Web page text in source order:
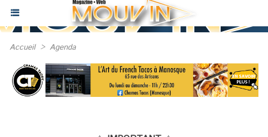
Accueil > Agenda